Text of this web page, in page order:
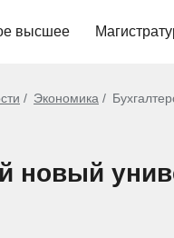
высшее
Экономика
новый